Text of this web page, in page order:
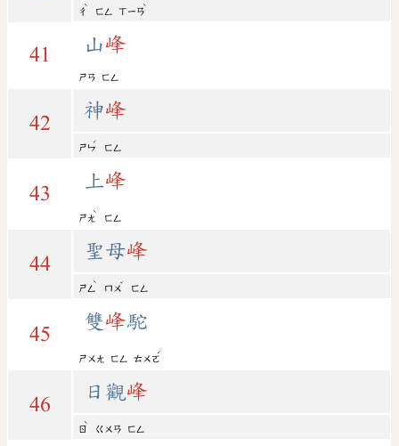
ㄔ
ˋ
ㄈㄥ ㄒㄧㄢ
ˋ
41 山峰
ㄕㄢ ㄈㄥ
42
神峰
ㄕㄣ
ˊ
ㄈㄥ
43
上峰
ㄕㄤ
ˋ
ㄈㄥ
44
聖母峰
ㄕㄥ
ˋ
ㄇㄨ
ˇ
ㄈㄥ
45
雙峰駝
ㄕㄨㄤ ㄈㄥ ㄊㄨㄛ
ˊ
46
日觀峰
ㄖ
ˋ
ㄍㄨㄢ ㄈㄥ